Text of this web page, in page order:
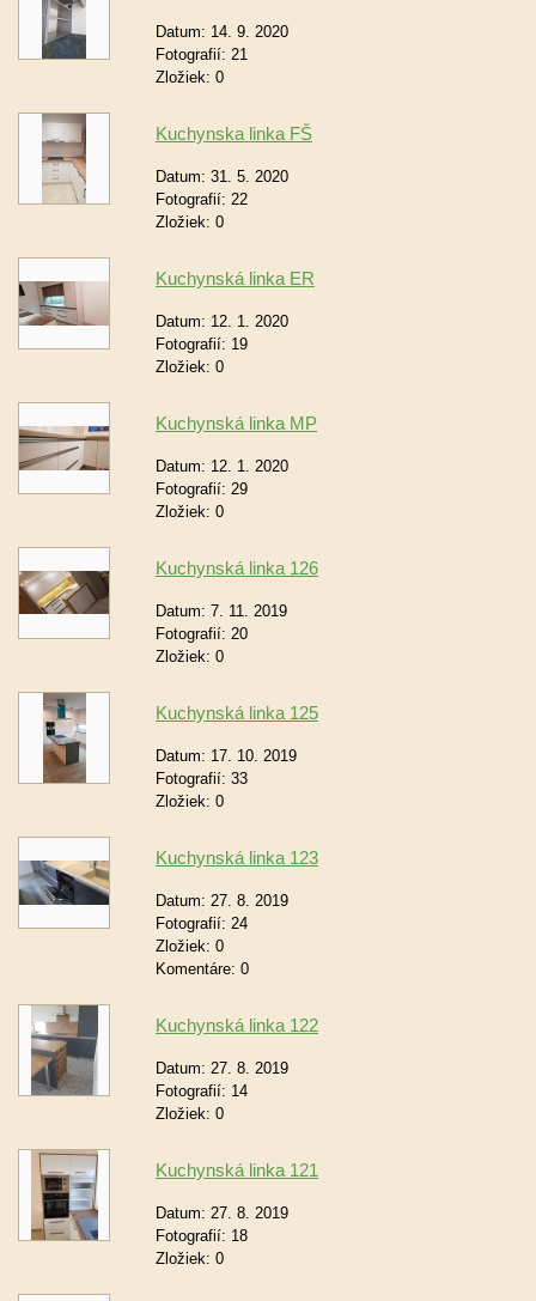
Datum: 14. 9. 2020
Fotografií: 21
Zložiek: 0
Kuchynska linka FŠ
Datum: 31. 5. 2020
Fotografií: 22
Zložiek: 0
Kuchynská linka ER
Datum: 12. 1. 2020
Fotografií: 19
Zložiek: 0
Kuchynská linka MP
Datum: 12. 1. 2020
Fotografií: 29
Zložiek: 0
Kuchynská linka 126
Datum: 7. 11. 2019
Fotografií: 20
Zložiek: 0
Kuchynská linka 125
Datum: 17. 10. 2019
Fotografií: 33
Zložiek: 0
Kuchynská linka 123
Datum: 27. 8. 2019
Fotografií: 24
Zložiek: 0
Komentáre: 0
Kuchynská linka 122
Datum: 27. 8. 2019
Fotografií: 14
Zložiek: 0
Kuchynská linka 121
Datum: 27. 8. 2019
Fotografií: 18
Zložiek: 0